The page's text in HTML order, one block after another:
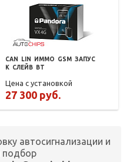
CAN LIN ИММО GSM ЗАПУС
К СЛЕЙВ BT
Цена с установкой
27 300 руб.
автосигнализации и
подбор